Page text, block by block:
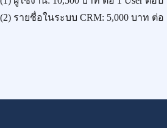
(2) รายชื่อในระบบ CRM: 5,000 บาท ต่อ